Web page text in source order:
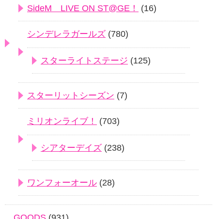
SideM LIVE ON ST@GE！ (16)
シンデレラガールズ (780)
スターライトステージ (125)
スターリットシーズン (7)
ミリオンライブ！ (703)
シアターデイズ (238)
ワンフォーオール (28)